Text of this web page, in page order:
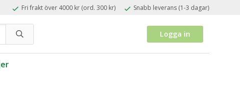
Fri frakt över 4000 kr (ord. 300 kr) Snabb leverans (1-3 dagar)
Logga in